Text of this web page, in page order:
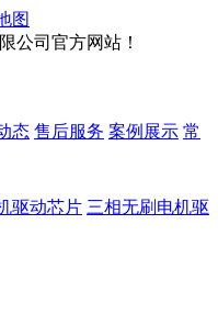
图
公司官方网站！
态 售后服务 案例展示 常
驱动芯片 三相无刷电机驱